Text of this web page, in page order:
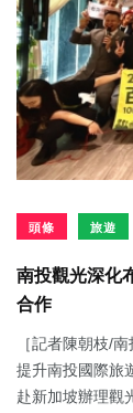
頭條 旅遊
南投觀光深化
合作
［記者陳朝枝/
提升南投國際旅
赴新加坡辦理觀